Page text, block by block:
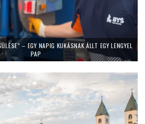
– EGY NAPIG KUKÁSNAK ÁLLT EGY LENGYEL
PAP